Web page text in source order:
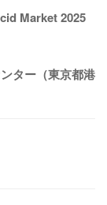
Market 2025
ター（東京都港